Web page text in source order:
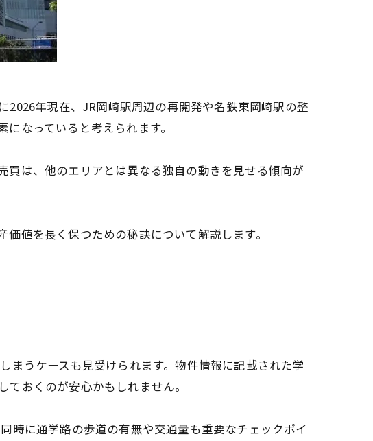
年現在、JR岡崎駅周辺の再開発や名鉄東岡崎駅の整
なっていると考えられます。
は、他のエリアとは異なる独自の動きを見せる傾向が
値を長く保つための秘訣について解説します。
まうケースも見受けられます。物件情報に記載された学
おくのが安心かもしれません。
時に通学路の歩道の有無や交通量も重要なチェックポイ